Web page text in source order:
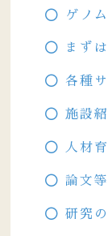
ゲノ
まず
各種
施設
人材
論文
研究